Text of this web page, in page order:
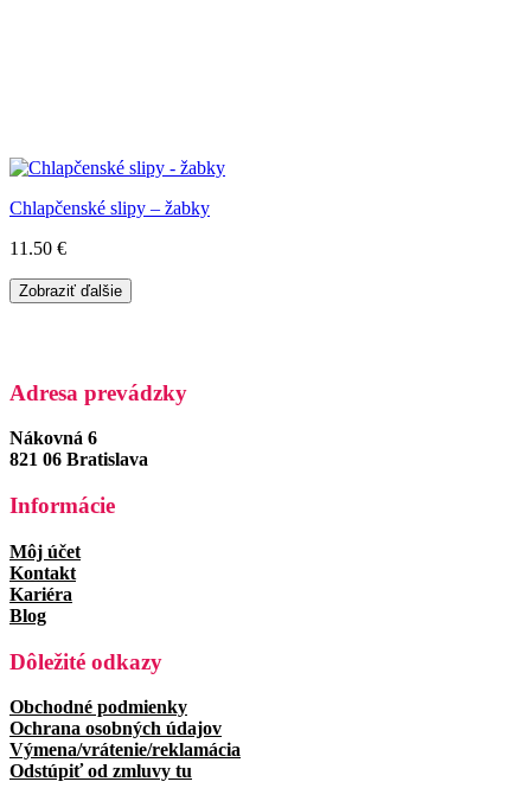
Chlapčenské slipy – žabky
11.50 €
Zobraziť ďalšie
Adresa prevádzky
Nákovná 6
821 06 Bratislava
Informácie
Môj účet
Kontakt
Kariéra
Blog
Dôležité odkazy
Obchodné podmienky
Ochrana osobných údajov
Výmena/vrátenie/reklamácia
Odstúpiť od zmluvy tu